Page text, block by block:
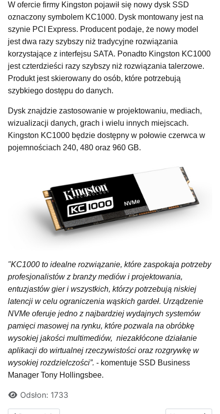
W ofercie firmy Kingston pojawił się nowy dysk SSD
oznaczony symbolem KC1000. Dysk montowany jest na
szynie PCI Express. Producent podaje, że nowy model
jest dwa razy szybszy niż tradycyjne rozwiązania
korzystające z interfejsu SATA. Ponadto Kingston KC1000
jest czterdzieści razy szybszy niż rozwiązania talerzowe.
Produkt jest skierowany do osób, które potrzebują
szybkiego dostępu do danych.
Dysk znajdzie zastosowanie w projektowaniu, mediach,
wizualizacji danych, grach i wielu innych miejscach.
Kingston KC1000 będzie dostępny w połowie czerwca w
pojemnościach 240, 480 oraz 960 GB.
"KC1000 to idealne rozwiązanie, które zaspokaja potrzeby
profesjonalistów z branży mediów i projektowania,
entuzjastów gier i wszystkich, którzy potrzebują niskiej
latencji w celu ograniczenia wąskich gardeł. Urządzenie
NVMe oferuje jedno z najbardziej wydajnych systemów
pamięci masowej na rynku, które pozwala na obróbkę
wysokiej jakości multimediów, niezakłócone działanie
aplikacji do wirtualnej rzeczywistości oraz rozgrywkę w
wysokiej rozdzielczości”. - komentuje SSD Business
Manager Tony Hollingsbee.
Odsłon: 1733